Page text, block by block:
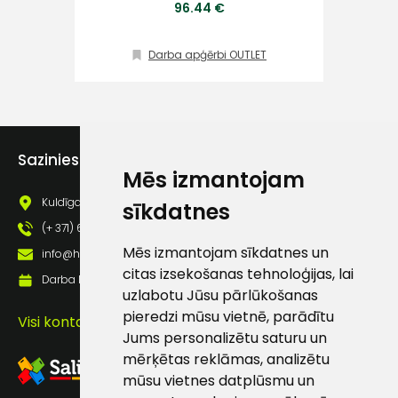
Mēs izmantojam
sīkdatnes
Mēs izmantojam sīkdatnes un
citas izsekošanas tehnoloģijas, lai
uzlabotu Jūsu pārlūkošanas
pieredzi mūsu vietnē, parādītu
Jums personalizētu saturu un
mērķētas reklāmas, analizētu
mūsu vietnes datplūsmu un
96.44 €
Darba apģērbi OUTLET
Sazinies ar mums
Kuldīgas iela 69a, Saldus, Saldus nov., LV - 3801
(+ 371) 63 881 186
info@hards.lv
Darba laiks: Darbadienās: 8:00 - 17:00
Visi kontakti
Klientu
atbalsts
186
info@hards.lv